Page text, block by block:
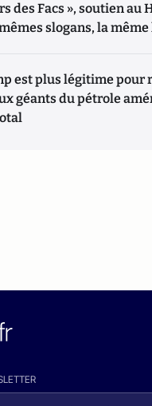
des Facs », soutien au
slogans, la
est plus légitime pour
géants du pétrole